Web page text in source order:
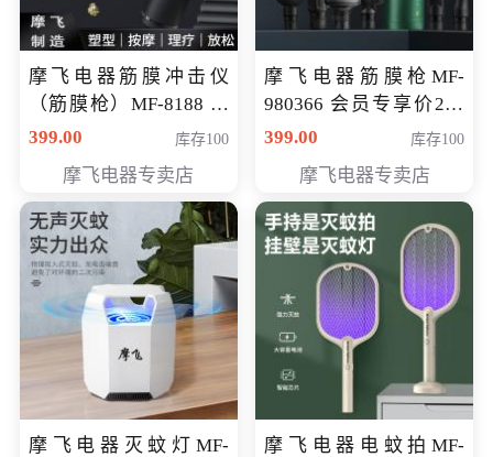
摩飞电器筋膜冲击仪
（筋膜枪）MF-8188 会
员专享价268元
399.00 库存100
摩飞电器专卖店
摩飞电器筋膜枪MF-
980366 会员专享价299
元
399.00 库存100
摩飞电器专卖店
摩飞电器灭蚊灯MF-
摩飞电器电蚊拍MF-